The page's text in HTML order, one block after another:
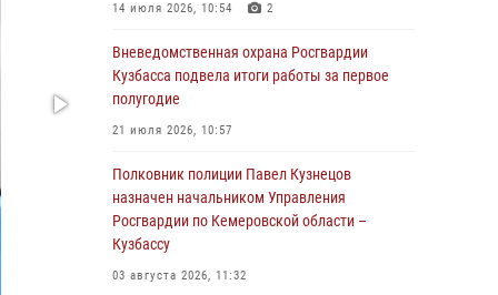
юных путешественников из Новокузнецка
04 августа 2026, 08:42
Росгвардейцы задержали нарушителя
кемеровской гостинице
04 августа 2026, 07:41
Кемеровские росгвардейцы пресекли
попытку хищения товара путем подмены
14 июля 2026, 10:54 2
Вневедомственная охрана Росгвардии
Кузбасса подвела итоги работы за первое
полугодие
21 июля 2026, 10:57
Полковник полиции Павел Кузнецов
назначен начальником Управления
Росгвардии по Кемеровской области –
Кузбассу
03 августа 2026, 11:32